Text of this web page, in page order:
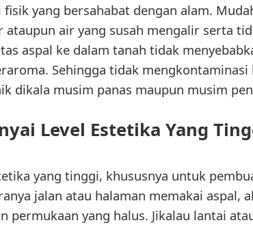
yang bersahabat dengan alam.
air yang susah mengalir serta
aspal ke dalam tanah tidak
Sehingga tidak
dikala musim panas maupun musim
Level Estetika Yang
yang tinggi, khususnya untuk
jalan atau halaman memakai aspal,
permukaan yang halus. Jikalau lantai